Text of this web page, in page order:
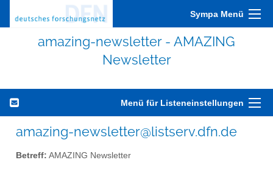
Sympa Menü
amazing-newsletter - AMAZING
Newsletter
Menü für Listeneinstellungen
amazing-newsletter@listserv.dfn.de
Betreff: AMAZING Newsletter